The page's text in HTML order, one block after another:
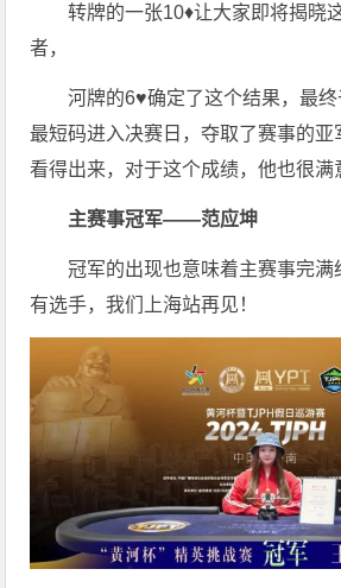
转牌的一张10♦️让大家即将揭晓
者，
河牌的6♥️确定了这个结果，最
最短码进入决赛日，夺取了赛事的亚
看得出来，对于这个成绩，他也很满
主赛事冠军——范应坤
冠军的出现也意味着主赛事完满
有选手，我们上海站再见！